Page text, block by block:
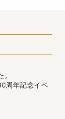
周年記念イベ